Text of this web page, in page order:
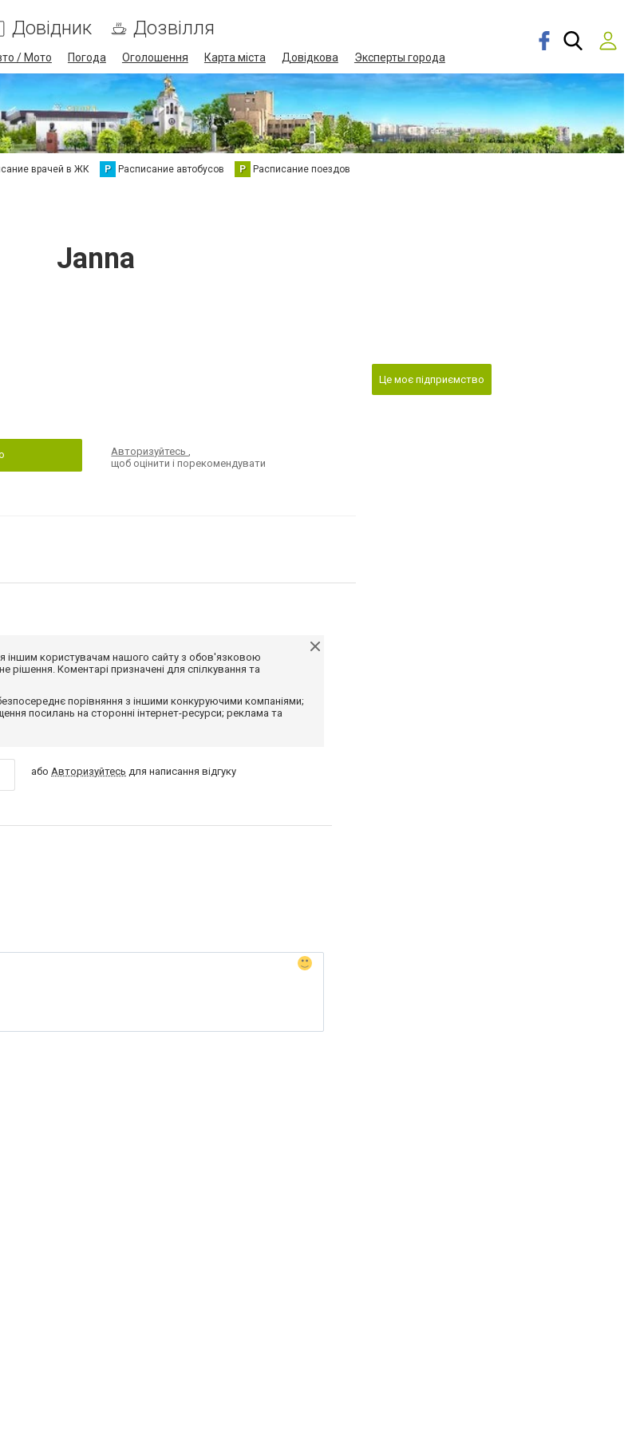
Довідник Дозвілля
/ Мото Погода Оголошення Карта міста Довідкова Эксперты города
врачей в ЖК Р Расписание автобусов Р Расписание поездов
Janna
Авторизуйтесь,
щоб оцінити і порекомендувати
Це моє підприємство
іншим користувачам нашого сайту з обов'язковою
Коментарі призначені для спілкування та
порівняння з іншими конкуруючими компаніями;
посилань на сторонні інтернет-ресурси; реклама та
абоАвторизуйтесь для написання відгуку